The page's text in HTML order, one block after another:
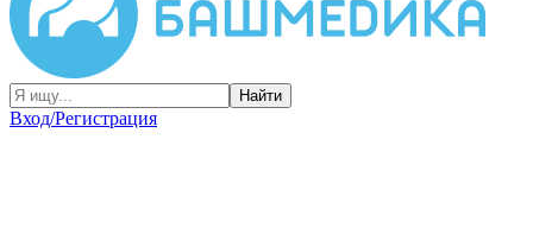
Найти
Вход/Регистрация